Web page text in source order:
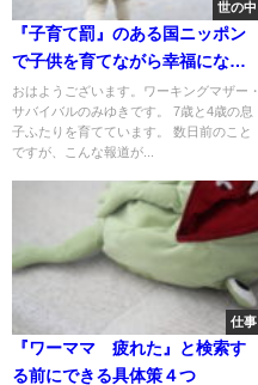
世の中
『子育て罰』のある国ニッポン
で子供を育てながら幸福になる
ためには
おはようございます。ワーキングマザー・
サバイバルのみゆきです。 7歳と4歳の息
子ふたりを育てています。 数日前のこと
ですが、こんな報道が...
仕事
『ワーママ 疲れた』と検索す
る前にできる具体策４つ